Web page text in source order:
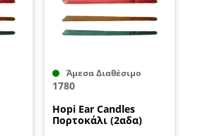
Άμεσα Διαθέσιμο
1780
Hopi Ear Candles
Πορτοκάλι (2αδα)